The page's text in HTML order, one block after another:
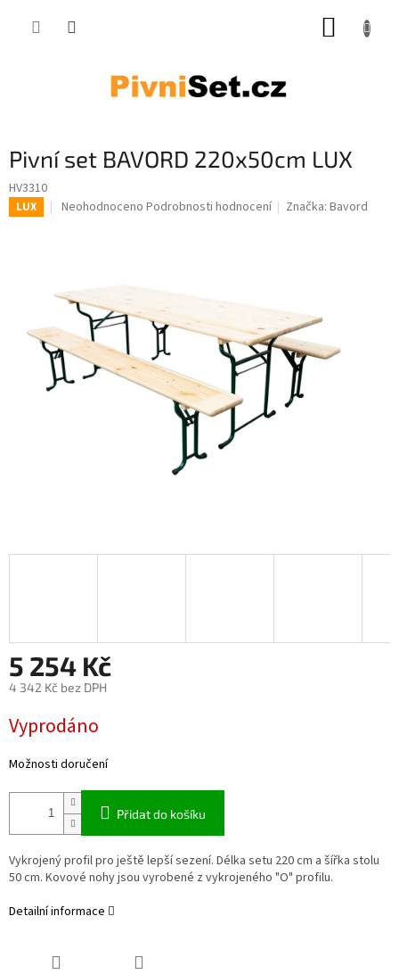
Pivní set BAVORD 220x50cm LUX
HV3310
LUX Průměrné hodnocení produktu je 0,0 z 5 hvězdiček.
Neohodnoceno Podrobnosti hodnocení Značka:Bavord
5 254 Kč
4 342 Kč bez DPH
Vyprodáno
Možnosti doručení
Přidat do košíku
Vykrojený profil pro ještě lepší sezení. Délka setu 220 cm a šířka stolu
50 cm. Kovové nohy jsou vyrobené z vykrojeného "O" profilu.
Detailní informace